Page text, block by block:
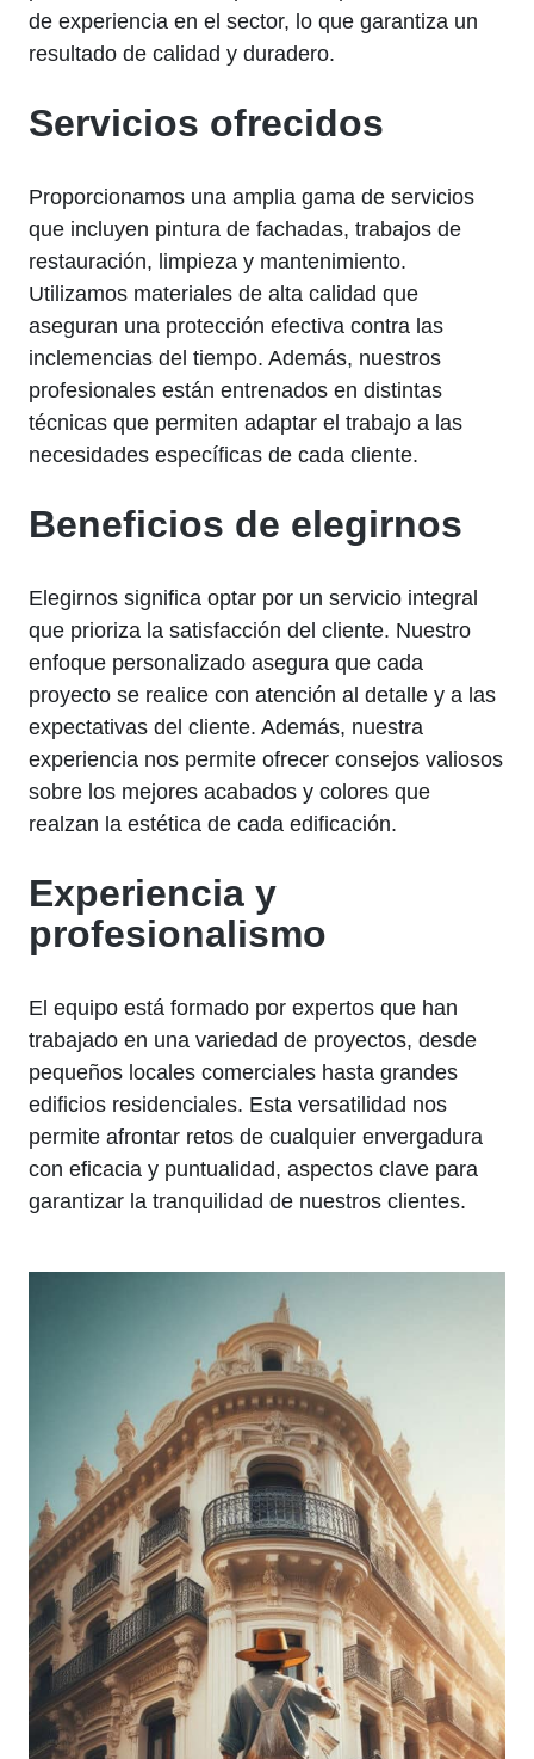
de experiencia en el sector, lo que garantiza un
resultado de calidad y duradero.
Servicios ofrecidos
Proporcionamos una amplia gama de servicios
que incluyen pintura de fachadas, trabajos de
restauración, limpieza y mantenimiento.
Utilizamos materiales de alta calidad que
aseguran una protección efectiva contra las
inclemencias del tiempo. Además, nuestros
profesionales están entrenados en distintas
técnicas que permiten adaptar el trabajo a las
necesidades específicas de cada cliente.
Beneficios de elegirnos
Elegirnos significa optar por un servicio integral
que prioriza la satisfacción del cliente. Nuestro
enfoque personalizado asegura que cada
proyecto se realice con atención al detalle y a las
expectativas del cliente. Además, nuestra
experiencia nos permite ofrecer consejos valiosos
sobre los mejores acabados y colores que
realzan la estética de cada edificación.
Experiencia y
profesionalismo
El equipo está formado por expertos que han
trabajado en una variedad de proyectos, desde
pequeños locales comerciales hasta grandes
edificios residenciales. Esta versatilidad nos
permite afrontar retos de cualquier envergadura
con eficacia y puntualidad, aspectos clave para
garantizar la tranquilidad de nuestros clientes.